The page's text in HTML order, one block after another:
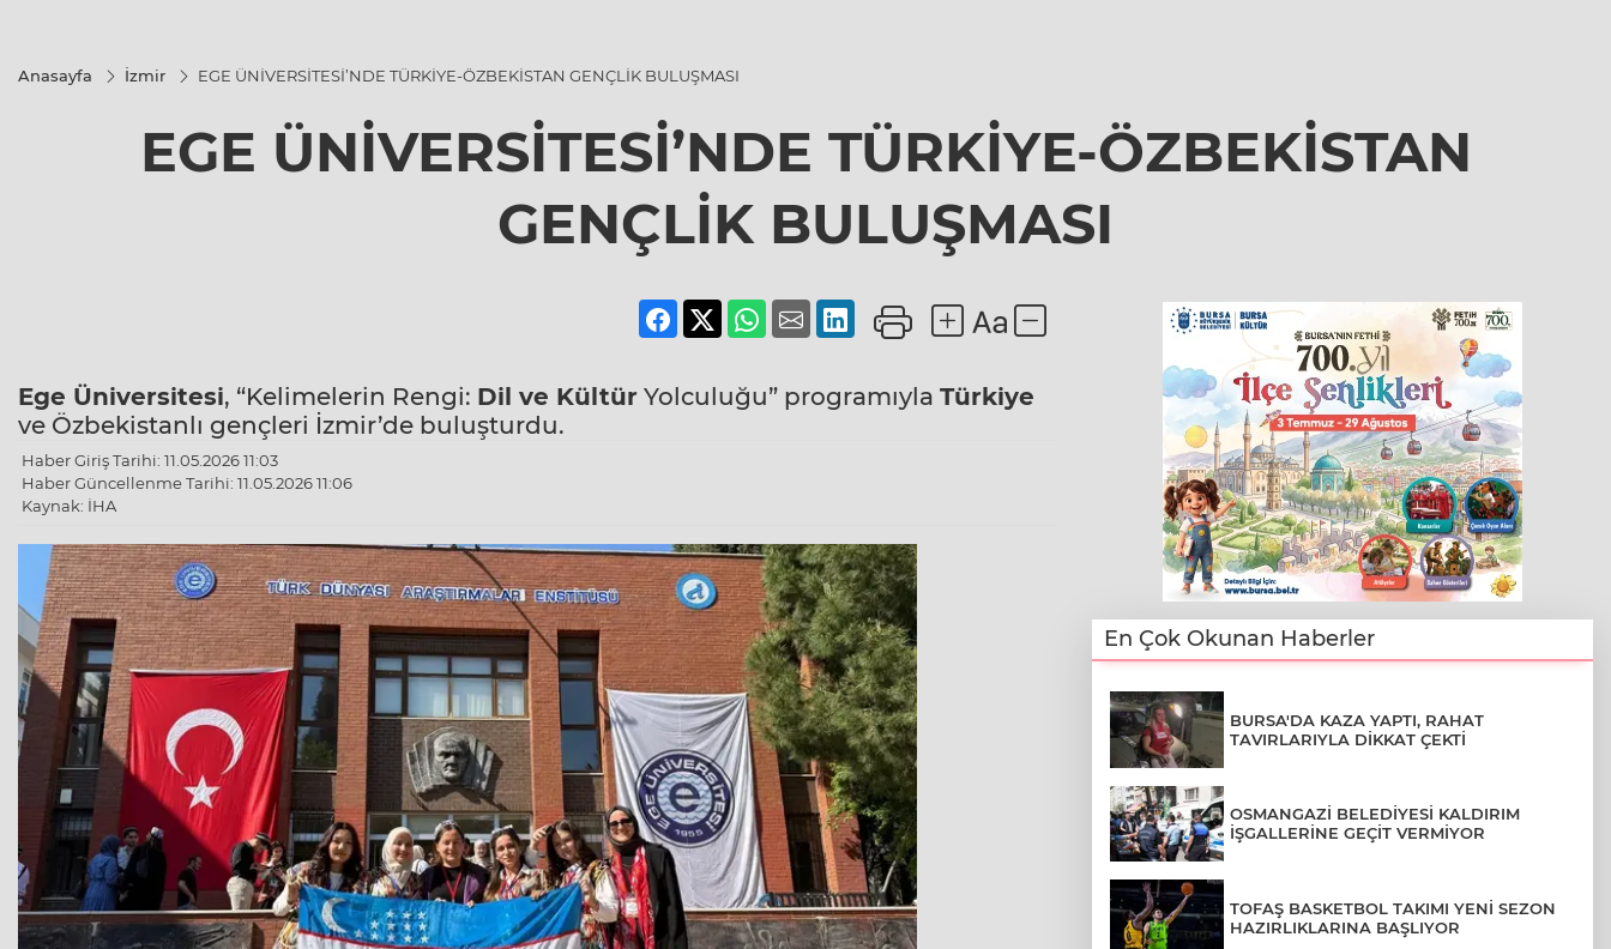
Anasayfa İzmir EGE ÜNİVERSİTESİ’NDE TÜRKİYE-ÖZBEKİSTAN GENÇLİK BULUŞMASI
EGE ÜNİVERSİTESİ’NDE TÜRKİYE-ÖZBEKİSTAN
GENÇLİK BULUŞMASI
Ege Üniversitesi, “Kelimelerin Rengi: Dil ve Kültür Yolculuğu” programıyla Türkiye
ve Özbekistanlı gençleri İzmir’de buluşturdu.
Haber Giriş Tarihi: 11.05.2026 11:03
Haber Güncellenme Tarihi: 11.05.2026 11:06
Kaynak: İHA
En Çok Okunan Haberler
BURSA'DA KAZA YAPTI, RAHAT
TAVIRLARIYLA DİKKAT ÇEKTİ
OSMANGAZİ BELEDİYESİ KALDIRIM
İŞGALLERİNE GEÇİT VERMİYOR
TOFAŞ BASKETBOL TAKIMI YENİ SEZON
HAZIRLIKLARINA BAŞLIYOR